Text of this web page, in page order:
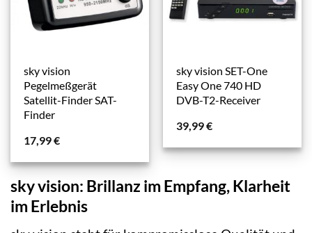
sky vision
Pegelmeßgerät
Satellit-Finder SAT-
Finder
17,99€
sky vision SET-One
Easy One 740 HD
DVB-T2-Receiver
39,99€
sky vision: Brillanz im Empfang, Klarheit
im Erlebnis